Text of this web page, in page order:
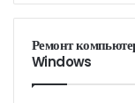
Ремонт
Windows